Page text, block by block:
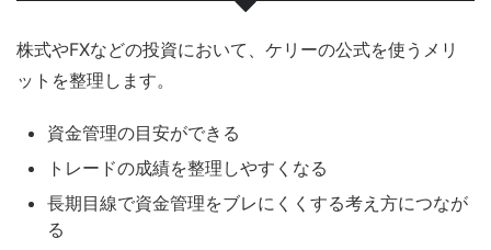
株式やFXなどの投資において、ケリーの公式を使うメリ
ットを整理します。
資金管理の目安ができる
トレードの成績を整理しやすくなる
長期目線で資金管理をブレにくくする考え方につなが
る